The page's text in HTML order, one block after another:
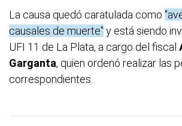
La causa quedó caratulada como
causales de muerte" y está siendo
UFI 11 de La Plata, a cargo del fiscal
Garganta, quien ordenó realizar las
correspondientes.